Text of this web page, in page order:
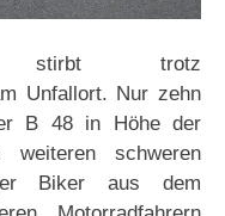
stirbt trotz
Unfallort. Nur zehn
B 48 in Höhe der
weiteren schweren
Biker aus dem